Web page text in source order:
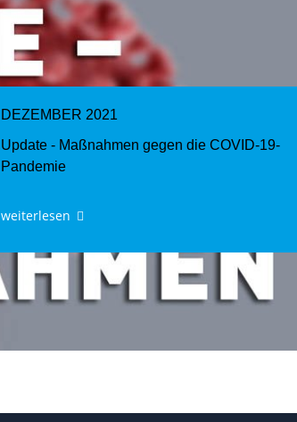
DEZEMBER 2021
Update - Maßnahmen gegen die COVID-19-
Pandemie
weiterlesen